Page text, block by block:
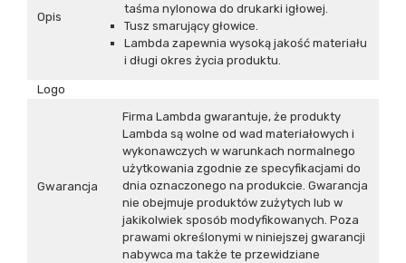
Opis
taśma nylonowa do drukarki igłowej.
Tusz smarujący głowice.
Lambda zapewnia wysoką jakość materiału
i długi okres życia produktu.
Logo
Gwarancja
Firma Lambda gwarantuje, że produkty
Lambda są wolne od wad materiałowych i
wykonawczych w warunkach normalnego
użytkowania zgodnie ze specyfikacjami do
dnia oznaczonego na produkcie. Gwarancja
nie obejmuje produktów zużytych lub w
jakikolwiek sposób modyfikowanych. Poza
prawami określonymi w niniejszej gwarancji
nabywca ma także te przewidziane